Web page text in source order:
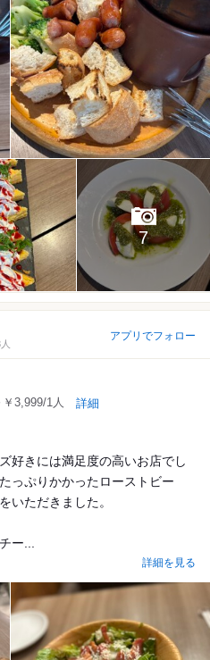
7
アプリでフォロー
￥3,999/1人 詳細
好きには満足度の高いお店でし
っぷりかかったローストビー
いただきました。
ー...
詳細を見る